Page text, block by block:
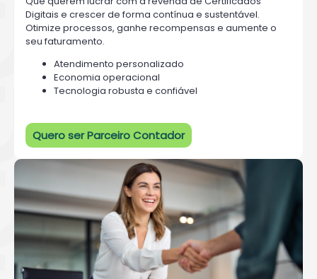
Digitais e crescer de forma contínua e sustentável.
Otimize processos, ganhe recompensas e aumente o
seu faturamento.
Atendimento personalizado
Economia operacional
Tecnologia robusta e confiável
Quero ser Parceiro Contador